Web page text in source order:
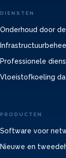
DIENSTEN
Onderhoud door
Professionele
Vloeistofkoeling
PRODUCTEN
Software voor
Nieuwe en